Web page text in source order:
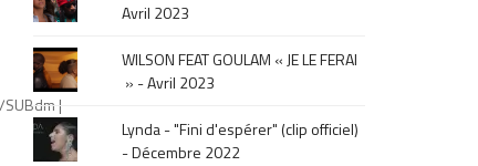
|
.
Avril 2023
WILSON FEAT GOULAM « JE LE FERAI
» - Avril 2023
Lynda - "Fini d'espérer" (clip officiel)
- Décembre 2022